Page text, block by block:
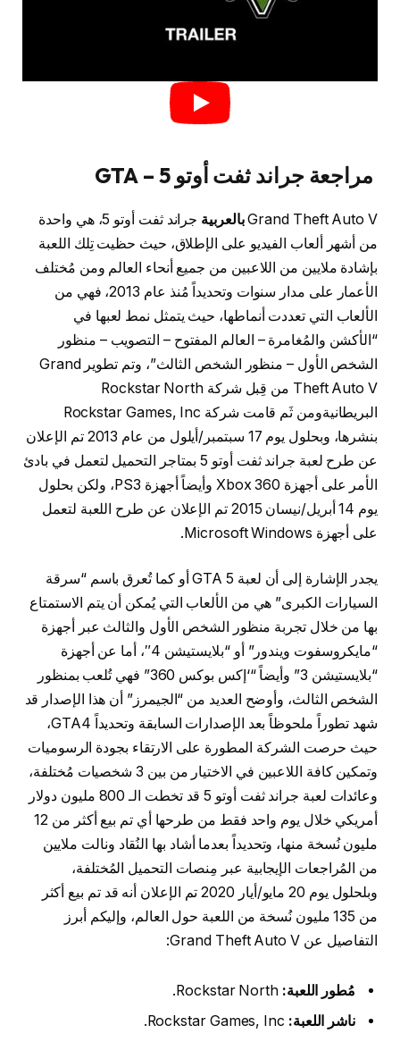
مراجعة جراند ثفت أوتو 5 – GTA
Grand Theft Auto V بالعربية
جراند ثفت أوتو 5، هي واحدة
من أشهر ألعاب الفيديو على الإطلاق، حيث حظيت تِلك اللعبة
بإشادة ملايين من اللاعبين من جميع أنحاء العالم ومن مُختلف
الأعمار على مدار سنوات وتحديداً مُنذ عام 2013، فهي من
الألعاب التي تعددت أنماطها، حيث يتمثل نمط لعبها في
“الأكشن والمُغامرة – العالم المفتوح – التصويب – منظور
الشخص الأول – منظور الشخص الثالث”، وتم تطوير Grand
Theft Auto V من قِبل شركة Rockstar North
البريطانيةومن ثَم قامت شركة Rockstar Games, Inc
بنشرها، وبحلول يوم 17 سبتمبر/أيلول من عام 2013 تم الإعلان
عن طرح لعبة جراند ثفت أوتو 5 بمتاجر التحميل لتعمل في بادئ
الأمر على أجهزة Xbox 360 وأيضاً أجهزة PS3، ولكن بحلول
يوم 14 أبريل/نيسان 2015 تم الإعلان عن طرح اللعبة لتعمل
على أجهزة Microsoft Windows.
يجدر الإشارة إلى أن لعبة GTA 5 أو كما تُعرق باسم “سرقة
السيارات الكبرى” هي من الألعاب التي يُمكن أن يتم الاستمتاع
بها من خلال تجربة منظور الشخص الأول والثالث عبر أجهزة
“مايكروسفوت ويندور” أو “بلايستيشن 4″، أما عن أجهزة
“بلايستيشن 3” وأيضاً “‘إكس بوكس 360” فهي تُلعب بمنظور
الشخص الثالث، وأوضح العديد من “الجيمرز” أن هذا الإصدار قد
شهد تطوراً ملحوظاً بعد الإصدارات السابقة وتحديداً GTA4،
حيث حرصت الشركة المطورة على الارتقاء بجودة الرسوميات
وتمكين كافة اللاعبين في الاختيار من بين 3 شخصيات مُختلفة،
وعائدات لعبة جراند ثفت أوتو 5 قد تخطت الـ 800 مليون دولار
أمريكي خلال يوم واحد فقط من طرحها أي تم بيع أكثر من 12
مليون نُسخة منها، وتحديداً بعدما أشاد بها النُقاد ونالت ملايين
من المُراجعات الإيجابية عبر مِنصات التحميل المُختلفة،
وبلحلول يوم 20 مايو/أيار 2020 تم الإعلان أنه قد تم بيع أكثر
من 135 مليون نُسخة من اللعبة حول العالم، وإليكم أبرز
التفاصيل عن Grand Theft Auto V:
مُطور اللعبة:
ناشر اللعبة: